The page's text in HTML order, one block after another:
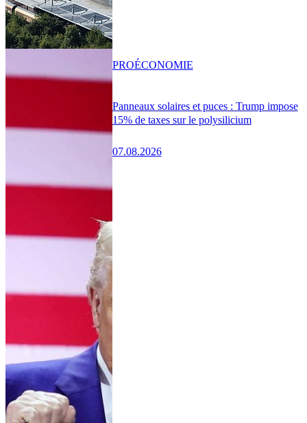
Panneaux solaires et puces : Trump impose
15% de taxes sur le polysilicium
07.08.2026
PROÉCONOMIE